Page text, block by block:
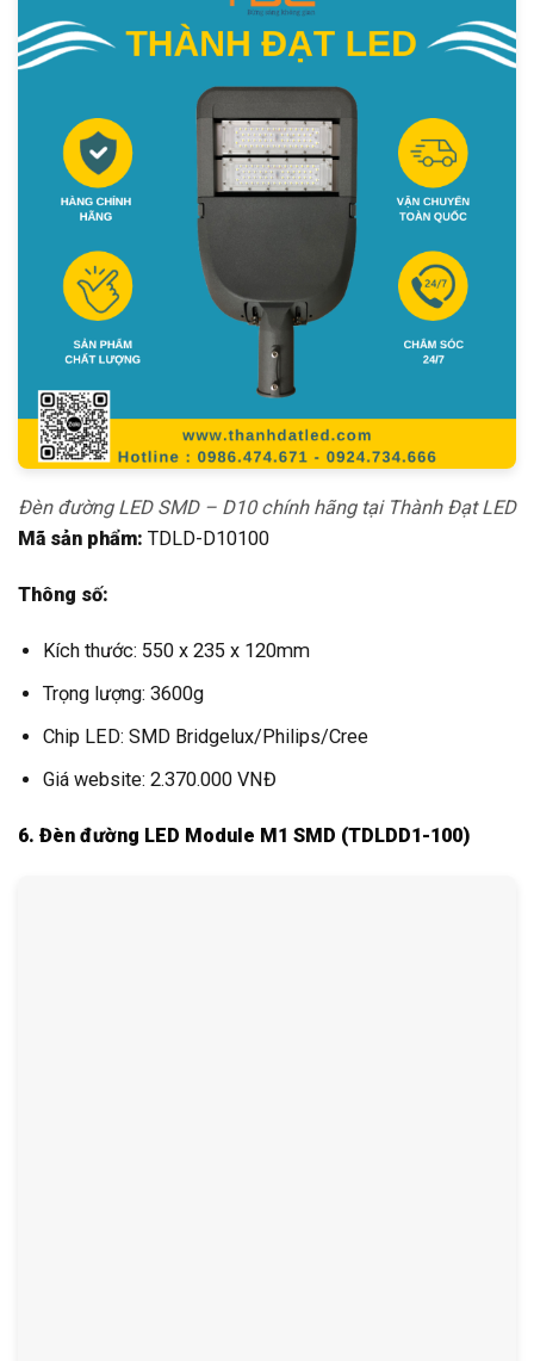
Đèn đường LED SMD – D10 chính hãng tại Thành Đạt LED
Mã sản phẩm: TDLD-D10100
Thông số:
Kích thước: 550 x 235 x 120mm
Trọng lượng: 3600g
Chip LED: SMD Bridgelux/Philips/Cree
Giá website: 2.370.000 VNĐ
6. Đèn đường LED Module M1 SMD (TDLDD1-100)